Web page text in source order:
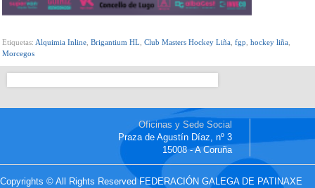
Etiquetas: Alquimia Inline Brigantium HL Club Masters Hockey Liña fgp hockey liña
Morcegos
Oficinas y Sede Social
Praza de Agustín Díaz, nº 3
15008 - A Coruña
Copyrights © All Rights Reserved FEDERACIÓN GALEGA DE PATINAXE